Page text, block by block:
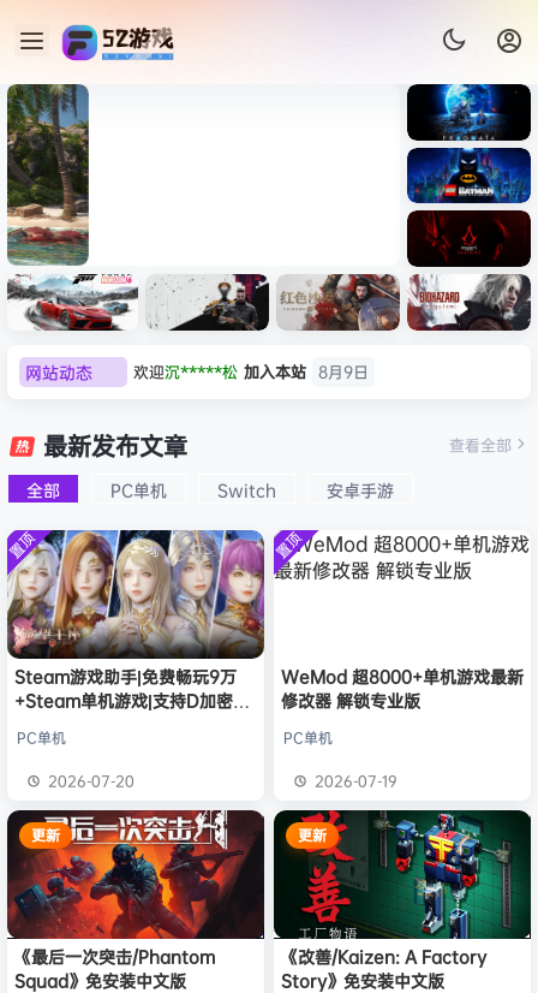
Light ）免安装中文版
《识质存
在/PRAG
MATA》
免安装中
文版
《乐高蝙
蝠侠：黑
暗骑士之
Dark
Creed
拟机
速：地平
线
6（Forza
Horizon
6）免安装
中文版
心/Atomi
c
Heart》
文版
n Desert
HYPERVI
SOR）免
安装中文
版
9：安魂
Requiem
）免安装
中文版
网站动态 欢迎沉*****松 加入本站 8月9日
欢迎 q********6
大**颠
欢迎大**颠 加入本站
8月8日
欢迎D****Z 加入本站 8月7日
欢迎有*酱 加入本站
8月7日
e******i 签到获取
欢迎Q*H 加入本站
欢迎2**0 加入本站
13小时前
欢迎m******9 加入本站 18小时前
加入本站 19小时前
20小时前
最新发布文章
全部 PC单机 Switch 安卓手游
查看全部
置顶
Steam游戏助手|免费畅玩9万
+Steam单机游戏|支持D加密以
PC单机
2026-07-20
置顶
WeMod 超8000+单机游戏最新
修改器 解锁专业版
PC单机
2026-07-19
更新
《最后一次突击/Phantom
Squad》免安装中文版
更新
《改善/Kaizen: A Factory
Story》免安装中文版